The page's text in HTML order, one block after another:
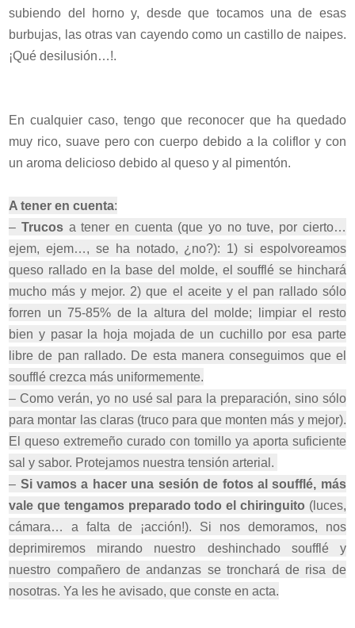
subiendo del horno y, desde que tocamos una de esas
burbujas, las otras van cayendo como un castillo de naipes.
¡Qué desilusión…!.
En cualquier caso, tengo que reconocer que ha quedado
muy rico, suave pero con cuerpo debido a la coliflor y con
un aroma delicioso debido al queso y al pimentón.
A tener en cuenta:
– Trucosa tener en cuenta (que yo no tuve, por cierto…
ejem, ejem…, se ha notado, ¿no?): 1) si espolvoreamos
queso rallado en la base del molde, el soufflé se hinchará
mucho más y mejor. 2) que el aceite y el pan rallado sólo
forren un 75-85% de la altura del molde; limpiar el resto
bien y pasar la hoja mojada de un cuchillo por esa parte
libre de pan rallado. De esta manera conseguimos que el
soufflé crezca más uniformemente.
– Como verán, yo no usé sal para la preparación, sino sólo
para montar las claras (truco para que monten más y mejor).
El queso extremeño curado con tomillo ya aporta suficiente
sal y sabor. Protejamos nuestra tensión arterial.
– Si vamos a hacer una sesión de fotos al soufflé, más
vale que tengamos preparado todo el chiringuito (luces,
cámara… a falta de ¡acción!). Si nos demoramos, nos
deprimiremos mirando nuestro deshinchado soufflé y
nuestro compañero de andanzas se tronchará de risa de
nosotras. Ya les he avisado, que conste en acta.